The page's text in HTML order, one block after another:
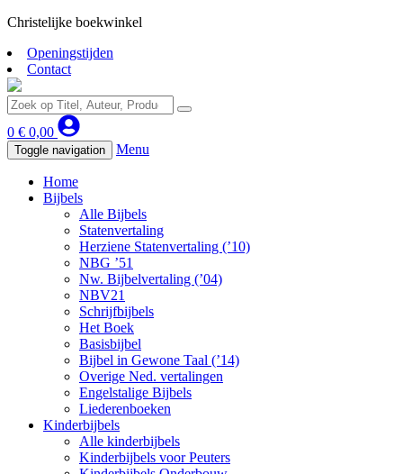
Christelijke boekwinkel
Openingstijden
Contact
0 € 0,00
Toggle navigation Menu
Home
Bijbels
Alle Bijbels
Statenvertaling
Herziene Statenvertaling (’10)
NBG ’51
Nw. Bijbelvertaling (’04)
NBV21
Schrijfbijbels
Het Boek
Basisbijbel
Bijbel in Gewone Taal (’14)
Overige Ned. vertalingen
Engelstalige Bijbels
Liederenboeken
Kinderbijbels
Alle kinderbijbels
Kinderbijbels voor Peuters